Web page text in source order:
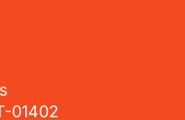
01402